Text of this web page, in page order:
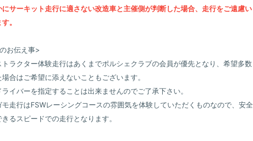
にサーキット走行に適さない改造車と主催側が判断した場合、走行をご遠慮い
。
お伝え事>
トラクター体験走行はあくまでポルシェクラブの会員が優先となり、希望多数
場合はご希望に添えないこともございます。
ライバーを指定することは出来ませんのでご了承下さい。
モ走行はFSWレーシングコースの雰囲気を体験していただくものなので、安全
るスピードでの走行となります。